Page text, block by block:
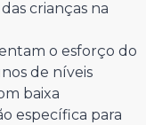
crianças na
o esforço do
de níveis
baixa
específica para